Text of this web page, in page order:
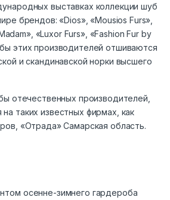
выставках коллекции шуб
брендов: «Dios», «Mousios Furs»,
«Luxor Furs», «Fashion Fur by
этих производителей отшиваются
и скандинавской норки высшего
отечественных производителей,
таких известных фирмах, как
«Отрада» Самарская область.
осенне-зимнего гардероба